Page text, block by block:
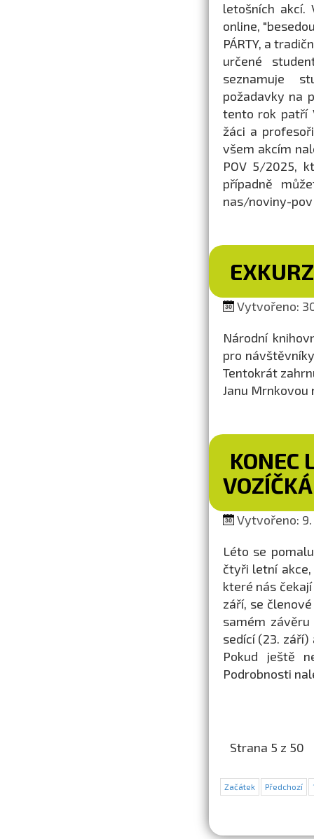
letošních akcí.
online,
PÁRTY, a
určené
seznamuje
požadavky na
tento rok patří
žáci a
všem akcím
POV 5/2025,
případně
nas/noviny-pov
Vytvořeno:
Národní
pro
Tentokrát
Janu Mrnkovou
KONEC
Vytvořeno: 9.
Léto se
čtyři letní
které nás
září, se
samém
sedící (23.
Pokud ještě
Podrobnosti
Strana 5 z 50
Začátek Předchozí